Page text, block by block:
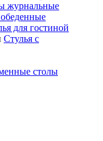
журнальные
для гостиной
Стулья с
столы